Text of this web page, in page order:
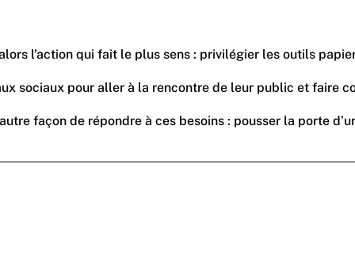
qui fait le plus sens : privilégier les outils
pour aller à la rencontre de leur public
façon de répondre à ces besoins : pousser la porte